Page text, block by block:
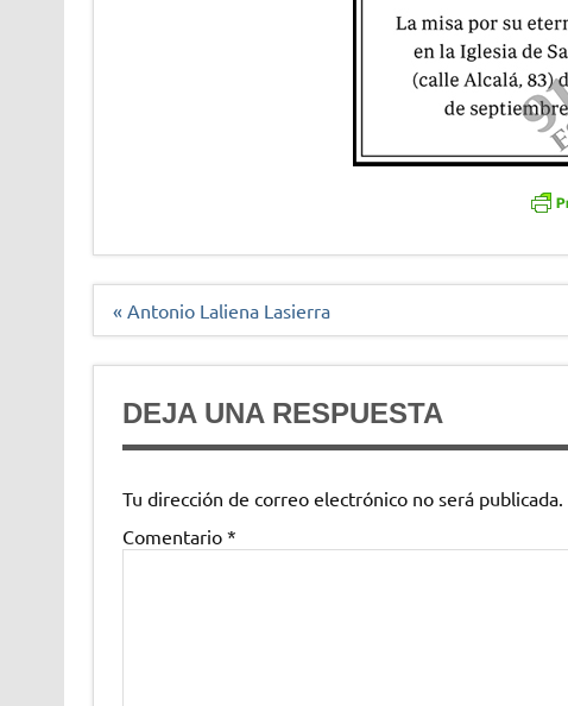
Navegación
« Antonio Laliena Lasierra
DEJA UNA RESPUESTA
Tu dirección de correo electrónico no será publicada.
Comentario *